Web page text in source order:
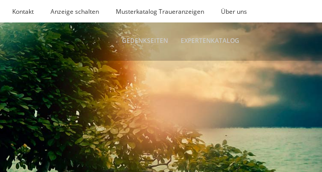
Kontakt Anzeige schalten Musterkatalog Traueranzeigen Über uns
GEDENKSEITEN EXPERTENKATALOG